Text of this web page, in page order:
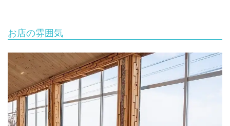
牡蠣小屋＆BBQ WOOD DESIGN PARK(ウッドデザ
インパーク） 野間
お店の雰囲気